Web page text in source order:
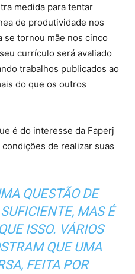
medida para tentar
de produtividade nos
se tornou mãe nos cinco
currículo será avaliado
trabalhos publicados ao
do que os outros
é do interesse da Faperj
de realizar suas
QUESTÃO DE
MAS É
ISSO. VÁRIOS
QUE UMA
FEITA POR